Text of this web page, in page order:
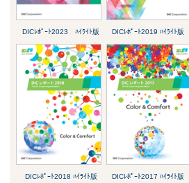
DICﾚﾎﾟｰﾄ2023 ﾊｲﾗｲﾄ版 DICﾚﾎﾟｰﾄ2019 ﾊｲﾗｲﾄ版
DICﾚﾎﾟｰﾄ2018 ﾊｲﾗｲﾄ版 DICﾚﾎﾟｰﾄ2017 ﾊｲﾗｲﾄ版